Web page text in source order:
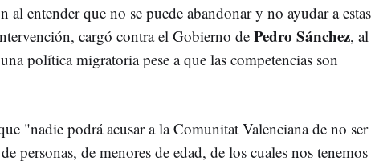
al entender que no se puede abandonar y no ayudar a estas
cargó contra el Gobierno dePedro Sánchez, al
política migratoria pese a que las competencias son
"nadie podrá acusar a la Comunitat Valenciana de no ser
personas, de menores de edad, de los cuales nos tenemos